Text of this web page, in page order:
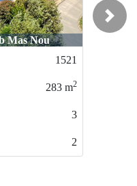
Mas Nou
1521
283 m2
3
2
Next